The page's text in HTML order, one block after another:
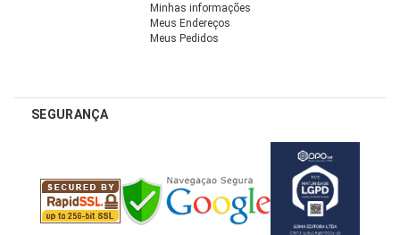
Minhas informações
Meus Endereços
Meus Pedidos
SEGURANÇA